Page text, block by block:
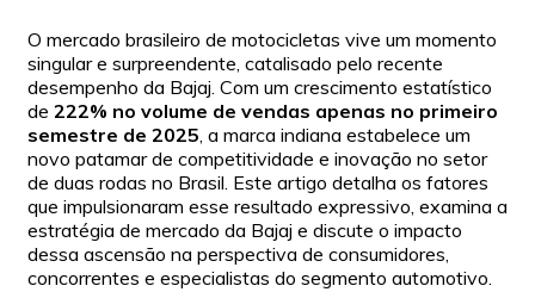
O mercado brasileiro de motocicletas vive um momento
singular e surpreendente, catalisado pelo recente
desempenho da Bajaj. Com um crescimento estatístico
de 222% no volume de vendas apenas no primeiro
semestre de 2025, a marca indiana estabelece um
novo patamar de competitividade e inovação no setor
de duas rodas no Brasil. Este artigo detalha os fatores
que impulsionaram esse resultado expressivo, examina a
estratégia de mercado da Bajaj e discute o impacto
dessa ascensão na perspectiva de consumidores,
concorrentes e especialistas do segmento automotivo.